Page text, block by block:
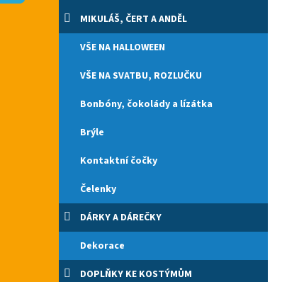
e
l
MIKULÁŠ, ČERT A ANDĚL
VŠE NA HALLOWEEN
VŠE NA SVATBU, ROZLUČKU
Bonbóny, čokolády a lízátka
Brýle
Kontaktní čočky
Čelenky
DÁRKY A DÁREČKY
Dekorace
DOPLŇKY KE KOSTÝMŮM